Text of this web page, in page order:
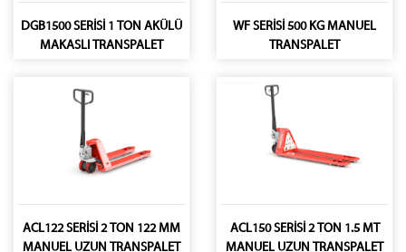
DGB1500 SERİSİ 1 TON AKÜLÜ
MAKASLI TRANSPALET
WF SERİSİ 500 KG MANUEL
TRANSPALET
ACL122 SERİSİ 2 TON 122 MM
MANUEL UZUN TRANSPALET
ACL150 SERİSİ 2 TON 1.5 MT
MANUEL UZUN TRANSPALET